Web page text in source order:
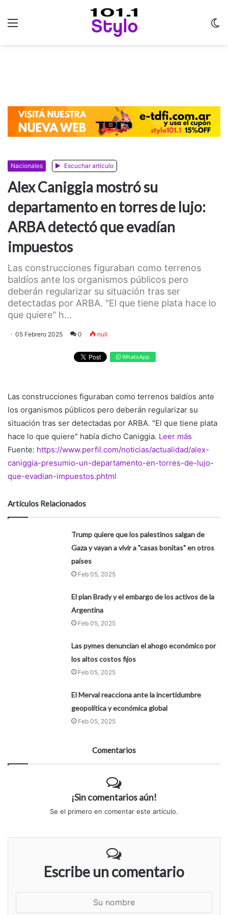
Nacionales Escuchar artículo
Alex Caniggia mostró su
departamento en torres de lujo:
ARBA detectó que evadían
impuestos
Las construcciones figuraban como terrenos
baldíos ante los organismos públicos pero
deberán regularizar su situación tras ser
detectadas por ARBA. "El que tiene plata hace lo
que quiere" h...
05 Febrero 2025 0 null
WhatsApp
Las construcciones figuraban como terrenos baldíos ante
los organismos públicos pero deberán regularizar su
situación tras ser detectadas por ARBA. "El que tiene plata
hace lo que quiere" había dicho Caniggia. Leer más
Fuente: https://www.perfil.com/noticias/actualidad/alex-
caniggia-presumio-un-departamento-en-torres-de-lujo-
que-evadian-impuestos.phtml
Artículos Relacionados
Trump quiere que los palestinos salgan de
Gaza y vayan a vivir a "casas bonitas" en otros
países
Feb 05, 2025
El plan Brady y el embargo de los activos de la
Argentina
Feb 05, 2025
Las pymes denuncian el ahogo económico por
los altos costos fijos
Feb 05, 2025
El Merval reacciona ante la incertidumbre
geopolítica y económica global
Feb 05, 2025
Comentarios
¡Sin comentarios aún!
Se el primero en comentar este artículo.
Escribe un comentario